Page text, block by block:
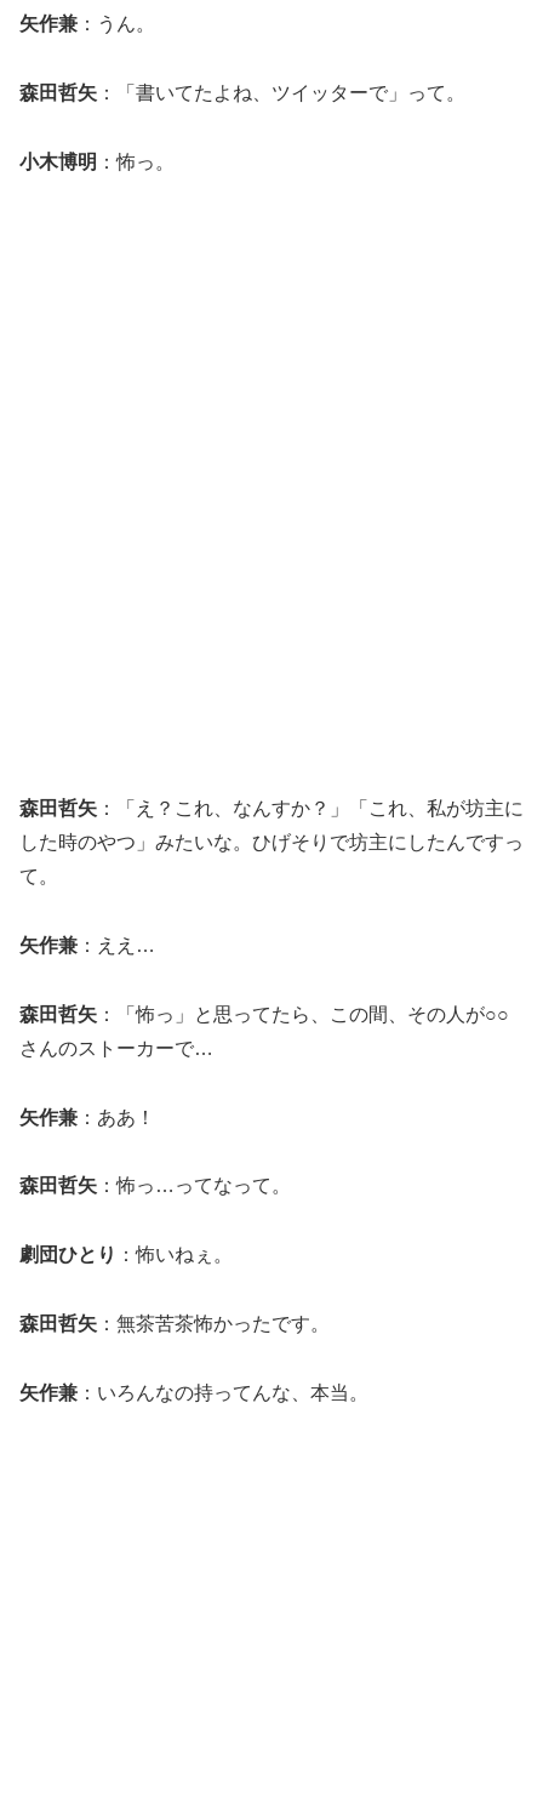
矢作兼 ：うん。
森田哲矢 ：「書いてたよね、ツイッターで」って。
小木博明 ：怖っ。
森田哲矢 ：「え？これ、なんすか？」「これ、私が坊主に
した時のやつ」みたいな。ひげそりで坊主にしたんですっ
て。
矢作兼 ：ええ…
森田哲矢 ：「怖っ」と思ってたら、この間、その人が○○
さんのストーカーで…
矢作兼 ：ああ！
森田哲矢 ：怖っ…ってなって。
劇団ひとり ：怖いねぇ。
森田哲矢 ：無茶苦茶怖かったです。
矢作兼 ：いろんなの持ってんな、本当。